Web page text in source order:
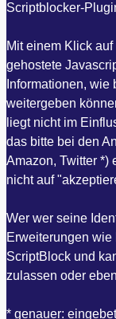
Scriptblocker-
Mit einem Klick
gehostete
Informationen,
weitergeben
liegt nicht im
das bitte bei den
Amazon, Twitter *)
nicht auf
Wer wer seine
Erweiterungen
ScriptBlock und
zulassen oder
* genauer: